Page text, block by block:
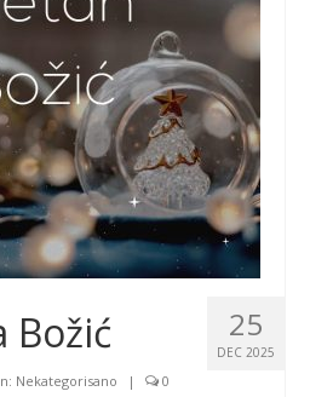
25
DEC 2025
Božić
Nekategorisano | 0